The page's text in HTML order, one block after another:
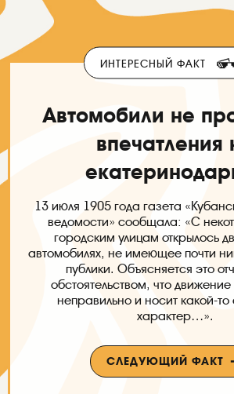
ИНТЕРЕСНЫЙ ФАКТ
Автомобили не
впечатления
13 июля 1905 года газета
ведомости» сообщала: «С
городским улицам открылось
автомобилях, не имеющее почти
публики. Объясняется это
обстоятельством, что
неправильно и носит какой-
характер…».
СЛЕДУЮЩИЙ ФАКТ